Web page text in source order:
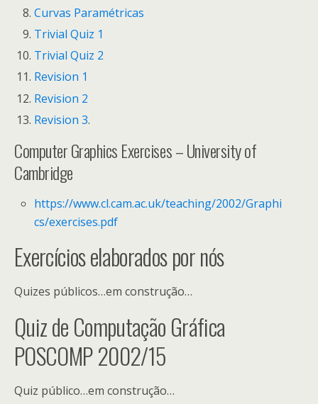
Curvas Paramétricas
Trivial Quiz 1
Trivial Quiz 2
Revision 1
Revision 2
Revision 3.
Computer Graphics Exercises – University of
Cambridge
https://www.cl.cam.ac.uk/teaching/2002/Graphi
cs/exercises.pdf
Exercícios elaborados por nós
Quizes públicos…em construção…
Quiz de Computação Gráfica
POSCOMP 2002/15
Quiz público…em construção…